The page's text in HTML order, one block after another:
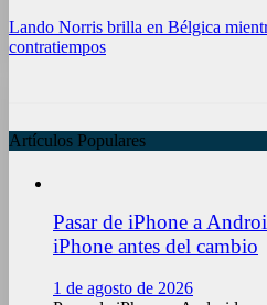
Lando Norris brilla en Bélgica
contratiempos
Artículos Populares
Pasar de iPhone a
iPhone antes del cambio
1 de agosto de 2026